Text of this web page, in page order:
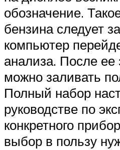
обозначение.
бензина следует
компьютер
анализа. После
можно заливать
Полный набор
руководстве по
конкретного
выбор в пользу